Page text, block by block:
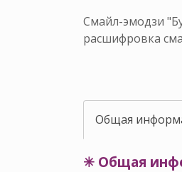
Смайл-эмодзи
расшифровка
Общая
✳ Общая